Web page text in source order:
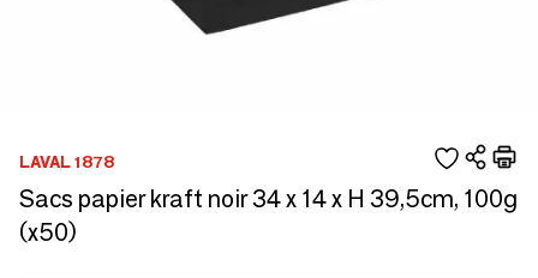
LAVAL 1878
Sacs papier kraft noir 34 x 14 x H 39,5cm, 100g
(x50)